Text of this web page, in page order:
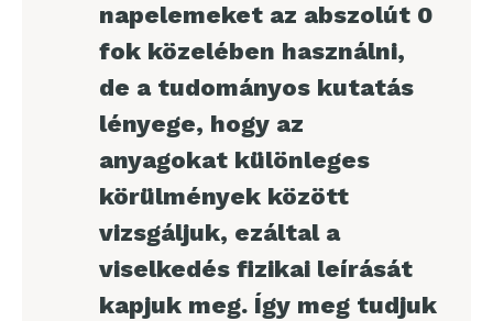
napelemeket az abszolút 0
fok közelében használni,
de a tudományos kutatás
lényege, hogy az
anyagokat különleges
körülmények között
vizsgáljuk, ezáltal a
viselkedés fizikai leírását
kapjuk meg. Így meg tudjuk